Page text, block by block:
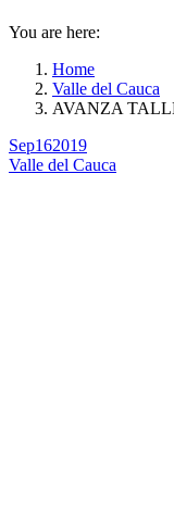
You are here:
Home
Valle del Cauca
AVANZA
Sep162019
Valle del Cauca